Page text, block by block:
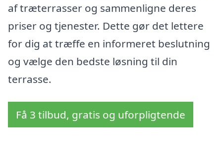
af træterrasser og sammenligne deres
priser og tjenester. Dette gør det lettere
for dig at træffe en informeret beslutning
og vælge den bedste løsning til din
terrasse.
Få 3 tilbud, gratis og uforpligtende